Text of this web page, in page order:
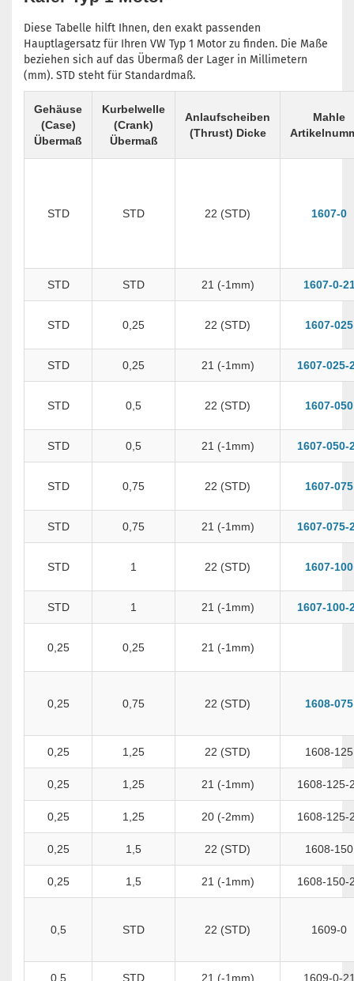
Diese Tabelle hilft Ihnen, den exakt passenden
Hauptlagersatz für Ihren VW Typ 1 Motor zu finden. Die Maße
beziehen sich auf das Übermaß der Lager in Millimetern
(mm). STD steht für Standardmaß.
Gehäuse
(Case)
Übermaß
Kurbelwelle
(Crank)
Übermaß
Anlaufscheiben
(Thrust) Dicke
Mahle
STD STD 22 (STD) 1607-0
STD STD 21 (-1mm) 1607-0-
STD 0,25 22 (STD) 1607-025
STD 0,25 21 (-1mm) 1607-025-
STD 0,5 22 (STD) 1607-050
STD 0,5 21 (-1mm) 1607-050-
STD 0,75 22 (STD) 1607-075
STD 0,75 21 (-1mm) 1607-075-
STD 1 22 (STD) 1607-100
STD 1 21 (-1mm) 1607-100-
0,25 0,25 21 (-1mm)
0,25 0,75 22 (STD) 1608-075
0,25 1,25 22 (STD) 1608-125
0,25 1,25 21 (-1mm) 1608-125-
0,25 1,25 20 (-2mm) 1608-125-
0,25 1,5 22 (STD) 1608-150
0,25 1,5 21 (-1mm) 1608-150-
0,5 STD 22 (STD) 1609-0
0,5 STD 21 (-1mm) 1609-0-